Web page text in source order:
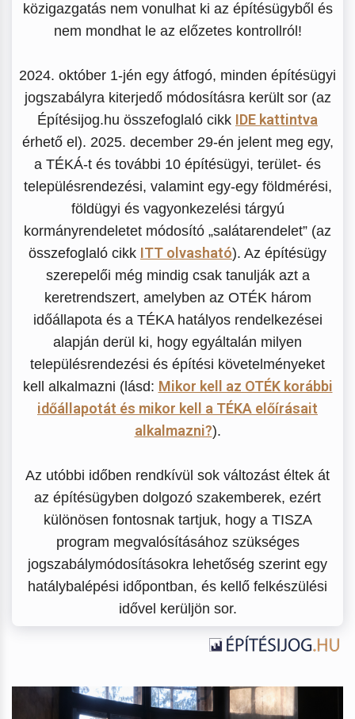
közigazgatás nem vonulhat ki az építésügyből és
nem mondhat le az előzetes kontrollról!
2024. október 1-jén egy átfogó, minden építésügyi
jogszabályra kiterjedő módosításra került sor (az
Építésijog.hu összefoglaló cikk IDE kattintva
érhető el). 2025. december 29-én jelent meg egy,
a TÉKÁ-t és további 10 építésügyi, terület- és
településrendezési, valamint egy-egy földmérési,
földügyi és vagyonkezelési tárgyú
kormányrendeletet módosító „salátarendelet” (az
összefoglaló cikk ITT olvasható). Az építésügy
szerepelői még mindig csak tanulják azt a
keretrendszert, amelyben az OTÉK három
időállapota és a TÉKA hatályos rendelkezései
alapján derül ki, hogy egyáltalán milyen
településrendezési és építési követelményeket
kell alkalmazni (lásd: Mikor kell az OTÉK korábbi
időállapotát és mikor kell a TÉKA előírásait
alkalmazni?).
Az utóbbi időben rendkívül sok változást éltek át
az építésügyben dolgozó szakemberek, ezért
különösen fontosnak tartjuk, hogy a TISZA
program megvalósításához szükséges
jogszabálymódosításokra lehetőség szerint egy
hatálybalépési időpontban, és kellő felkészülési
idővel kerüljön sor.